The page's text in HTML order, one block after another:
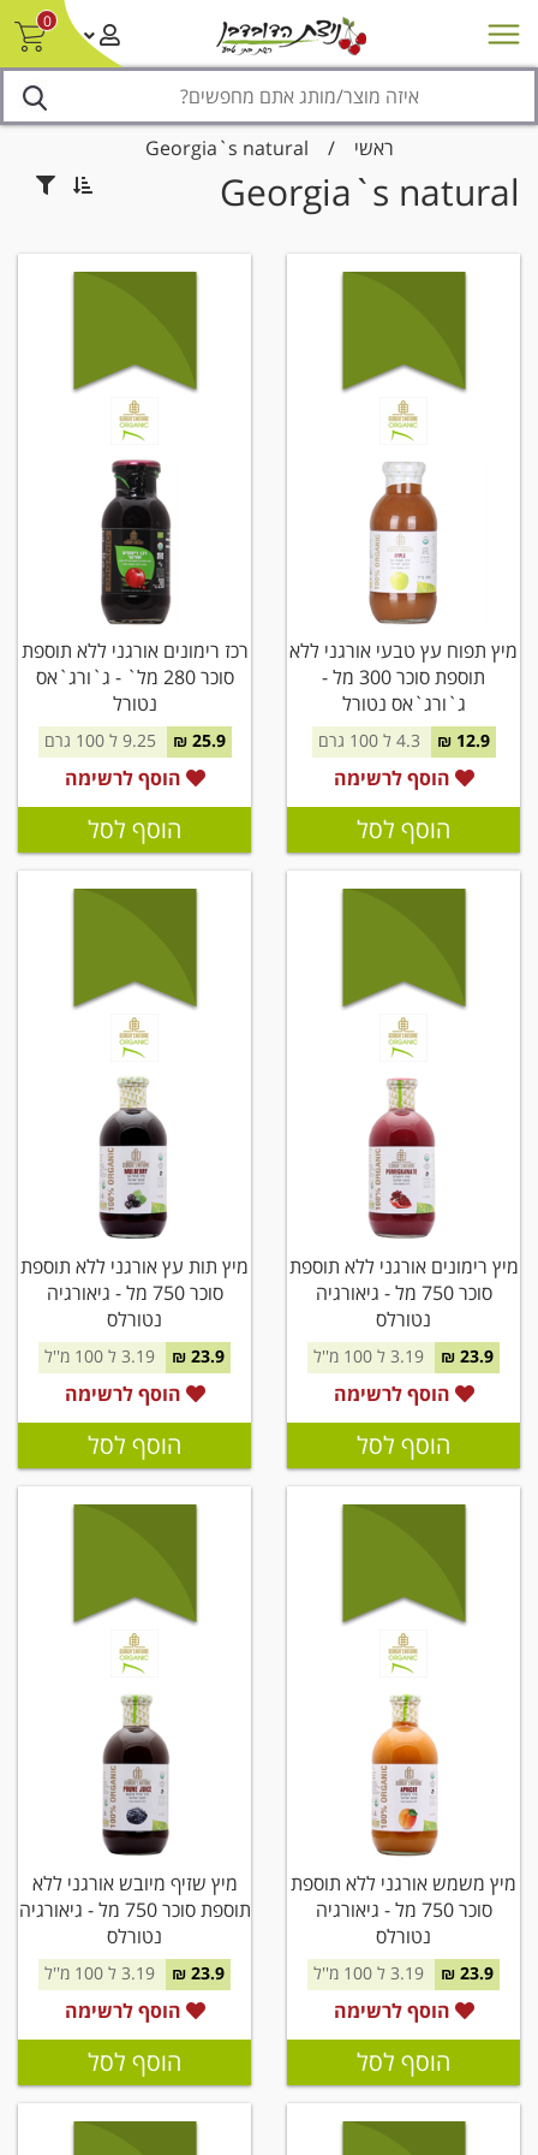
0
מבצעים סניפים צור קשר/ביטול הזמנה
ראשי /
Georgia`s natural
Georgia`s natural
מיץ תפוח עץ טבעי אורגני ללא
תוספת סוכר 300 מל -
ג`ורג`אס נטורל
12.9 ₪
הוסף לרשימה
הוסף לסל
רכז רימונים אורגני ללא תוספת
סוכר 280 מל` - ג`ורג`אס
נטורל
25.9 ₪
הוסף לרשימה
הוסף לסל
מיץ רימונים אורגני ללא תוספת
סוכר 750 מל - גיאורגיה
נטורלס
23.9 ₪
הוסף לרשימה
הוסף לסל
מיץ תות עץ אורגני ללא תוספת
סוכר 750 מל - גיאורגיה
נטורלס
23.9 ₪
הוסף לרשימה
הוסף לסל
מיץ משמש אורגני ללא תוספת
סוכר 750 מל - גיאורגיה
נטורלס
23.9 ₪
הוסף לרשימה
הוסף לסל
מיץ שזיף מיובש אורגני ללא
תוספת סוכר 750 מל - גיאורגיה
נטורלס
23.9 ₪
הוסף לרשימה
הוסף לסל